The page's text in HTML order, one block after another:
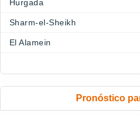
Hurgada
Sharm-el-Sheikh
El Alamein
Pronóstico